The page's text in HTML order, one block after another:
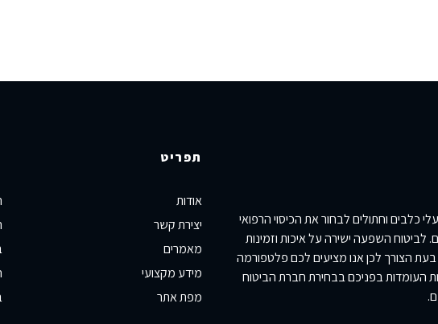
כלבים וחתולים לבחור את הכיסוי הרפואי
השפעה ישירה על איכות וזמינות
הצורך לכן אנו מציעים לכם פלטפורמה
העומדות בפניכם בבחירת חברת הביטוח
תפריט
אודות
יצירת קשר
מאמרים
מידע מקצועי
מפת אתר